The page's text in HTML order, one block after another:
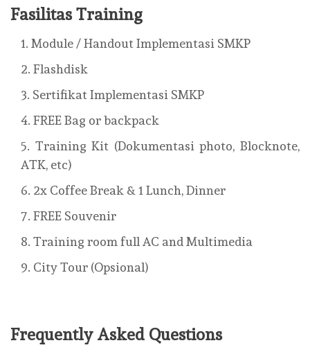
Fasilitas Training
Module / Handout Implementasi SMKP
Flashdisk
Sertifikat Implementasi SMKP
FREE Bag or backpack
Training Kit (Dokumentasi photo, Blocknote,
ATK, etc)
2x Coffee Break & 1 Lunch, Dinner
FREE Souvenir
Training room full AC and Multimedia
City Tour (Opsional)
Frequently Asked Questions